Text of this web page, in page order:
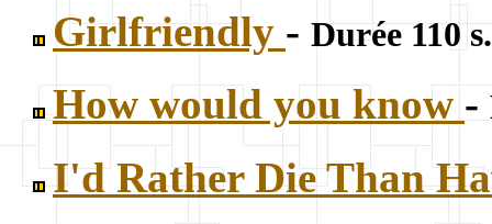
Girlfriendly - Durée 110 s.
How would you know -
I'd Rather Die Than